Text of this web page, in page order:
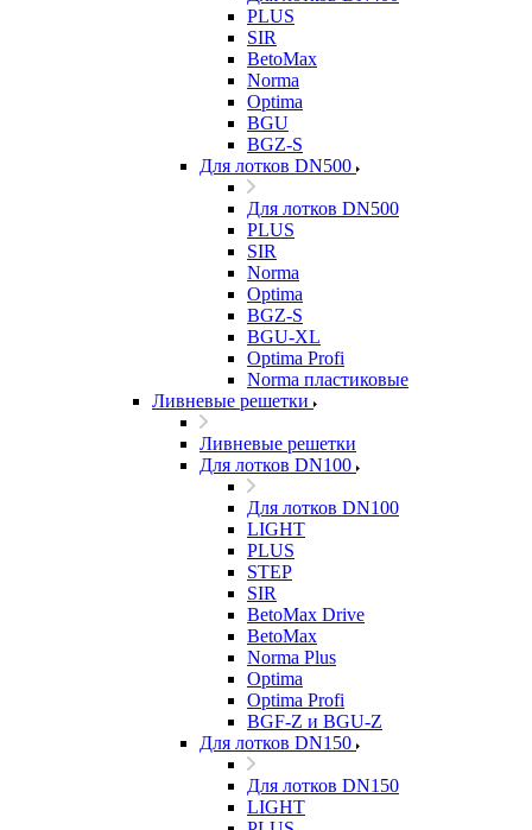
PLUS
SIR
BetoMax
Norma
Optima
BGU
BGZ-S
Для лотков DN500
Для лотков DN500
PLUS
SIR
Norma
Optima
BGZ-S
BGU-XL
Optima Profi
Norma пластиковые
Ливневые решетки
Ливневые решетки
Для лотков DN100
Для лотков DN100
LIGHT
PLUS
STEP
SIR
BetoMax Drive
BetoMax
Norma Plus
Optima
Optima Profi
BGF-Z и BGU-Z
Для лотков DN150
Для лотков DN150
LIGHT